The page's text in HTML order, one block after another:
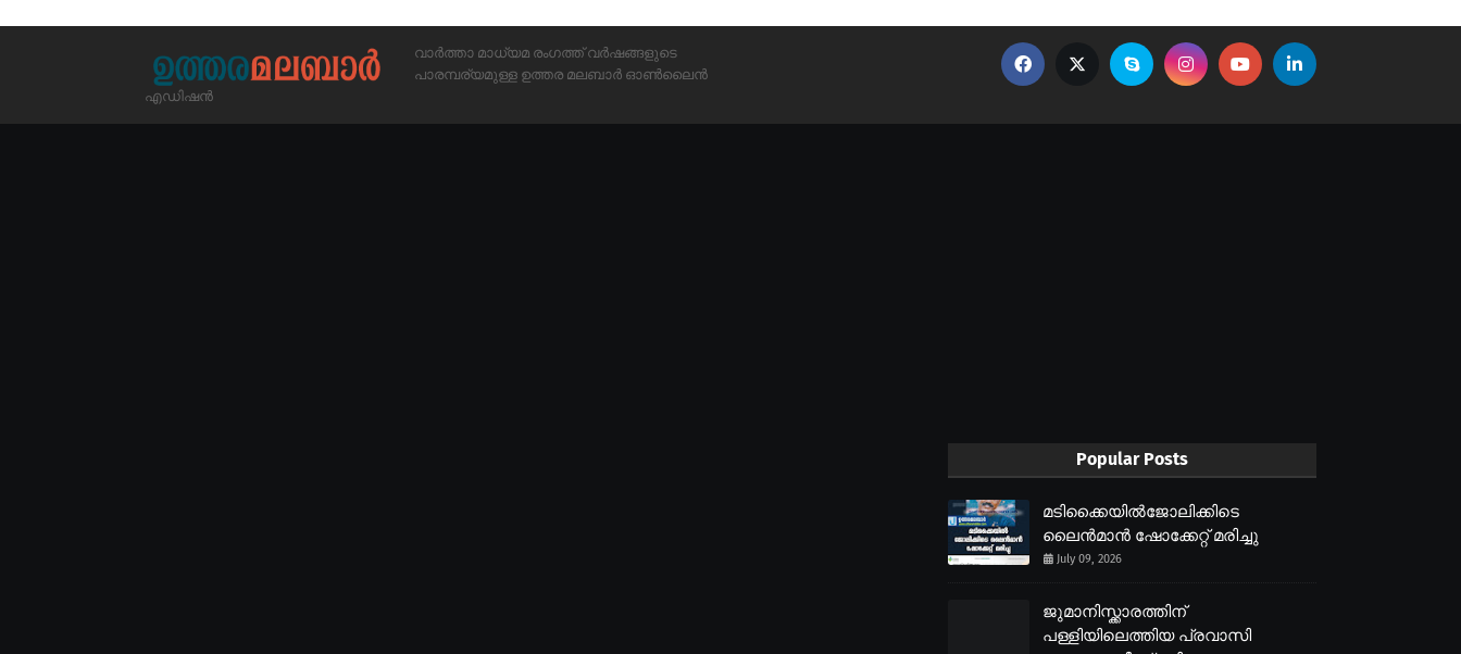
വാർത്താ മാധ്യമ രംഗത്ത് വർഷങ്ങളുടെ
പാരമ്പര്യമുള്ള ഉത്തര മലബാർ ഓൺലൈൻ
എഡിഷൻ
Popular Posts
മടിക്കൈയിൽജോലിക്കിടെ
ലൈൻമാൻ ഷോക്കേറ്റ് മരിച്ചു
July 09, 2026
ജുമാനിസ്ക്കാരത്തിന്
പള്ളിയിലെത്തിയ പ്രവാസി